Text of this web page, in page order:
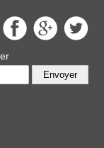
Envoyer